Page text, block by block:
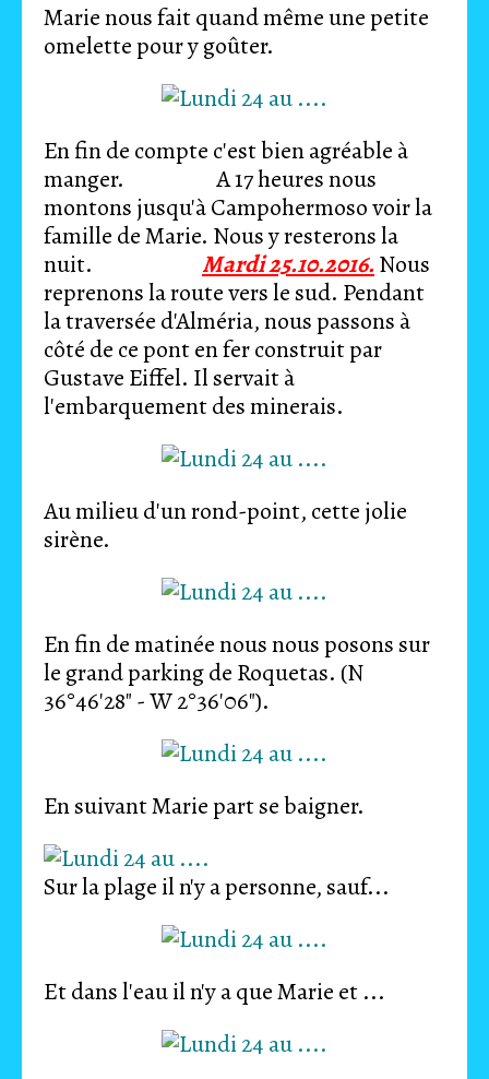
Marie nous fait quand même une petite
omelette pour y goûter.
En fin de compte c'est bien agréable à
manger. A 17 heures nous
montons jusqu'à Campohermoso voir la
famille de Marie. Nous y resterons la
nuit. Mardi 25.10.2016. Nous
reprenons la route vers le sud. Pendant
la traversée d'Alméria, nous passons à
côté de ce pont en fer construit par
Gustave Eiffel. Il servait à
l'embarquement des minerais.
Au milieu d'un rond-point, cette jolie
sirène.
En fin de matinée nous nous posons sur
le grand parking de Roquetas. (N
36°46'28" - W 2°36'06").
En suivant Marie part se baigner.
Sur la plage il n'y a personne, sauf...
Et dans l'eau il n'y a que Marie et ...